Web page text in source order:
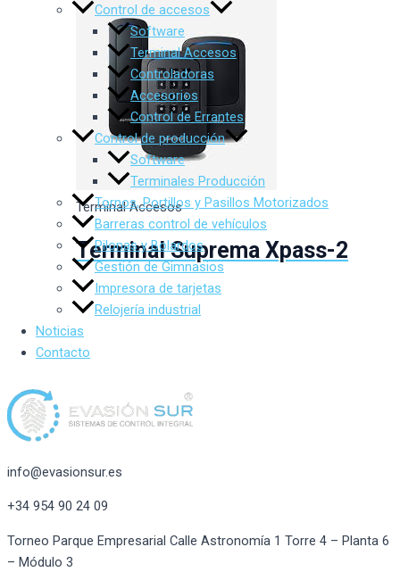
Control de accesos
Software
Terminal Accesos
Controladoras
Accesorios
Control de Errantes
Control de producción
Software
Terminales Producción
Tornos, Portillos y Pasillos Motorizados
Barreras control de vehículos
Pilonas y Bolardos
Gestión de Gimnasios
Impresora de tarjetas
Relojería industrial
Noticias
Contacto
Terminal Accesos
Terminal Suprema Xpass-2
info@evasionsur.es
+34 954 90 24 09
Torneo Parque Empresarial Calle Astronomía 1 Torre 4 – Planta 6
– Módulo 3